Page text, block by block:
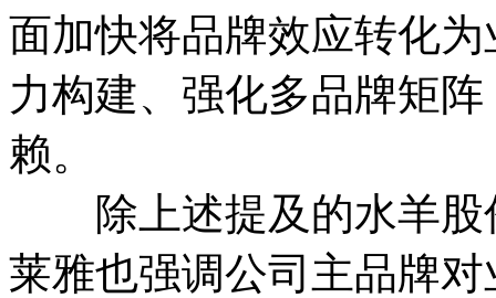
面加快将品牌效应转化
力构建、强化多品牌矩
赖。
除上述提及的水羊股
莱雅也强调公司主品牌